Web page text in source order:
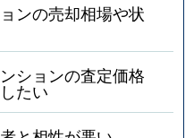
ンの売却相場や状
ションの査定価格
たい